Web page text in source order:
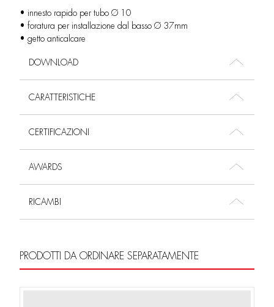
• innesto rapido per tubo Ø 10
• foratura per installazione dal basso Ø 37mm
• getto anticalcare
DOWNLOAD
CARATTERISTICHE
CERTIFICAZIONI
AWARDS
RICAMBI
PRODOTTI DA ORDINARE SEPARATAMENTE